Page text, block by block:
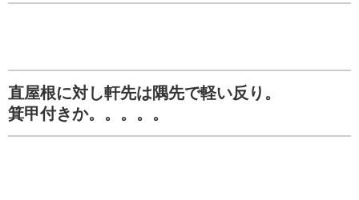
直屋根に対し軒先は隅先で軽い反り。
箕甲付きか。。。。。